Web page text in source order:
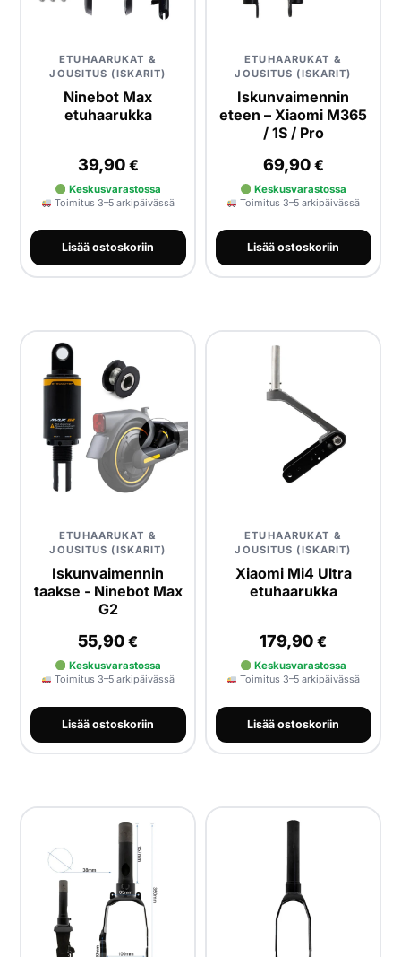
ETUHAARUKAT &
JOUSITUS (ISKARIT)
Ninebot Max
etuhaarukka
39,90 €
Keskusvarastossa
Toimitus 3–5 arkipäivässä
Lisää ostoskoriin
ETUHAARUKAT &
JOUSITUS (ISKARIT)
Iskunvaimennin
eteen – Xiaomi M365
/ 1S / Pro
69,90 €
Keskusvarastossa
Toimitus 3–5 arkipäivässä
Lisää ostoskoriin
ETUHAARUKAT &
JOUSITUS (ISKARIT)
Iskunvaimennin
taakse - Ninebot Max
G2
55,90 €
Keskusvarastossa
Toimitus 3–5 arkipäivässä
Lisää ostoskoriin
ETUHAARUKAT &
JOUSITUS (ISKARIT)
Xiaomi Mi4 Ultra
etuhaarukka
179,90 €
Keskusvarastossa
Toimitus 3–5 arkipäivässä
Lisää ostoskoriin